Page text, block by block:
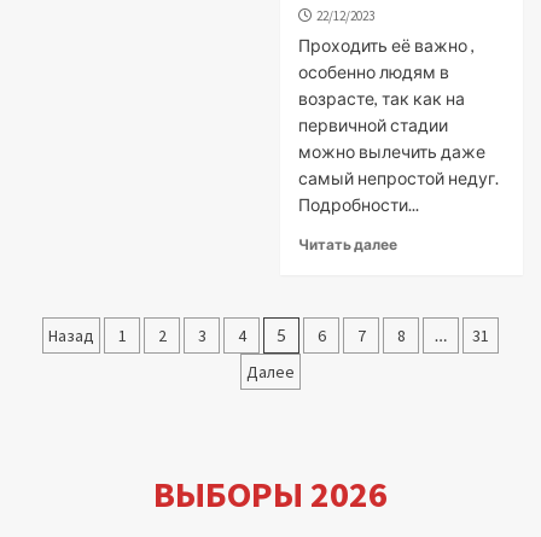
22/12/2023
Проходить её важно ,
особенно людям в
возрасте, так как на
первичной стадии
можно вылечить даже
самый непростой недуг.
Подробности...
Читать далее
Пагинация
Назад 1 2 3 4 5 6 7 8 …
31
Далее
ВЫБОРЫ 2026